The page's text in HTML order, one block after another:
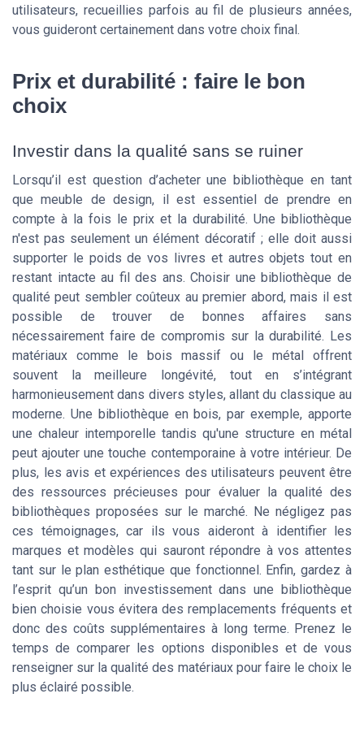
utilisateurs, recueillies parfois au fil de plusieurs années,
vous guideront certainement dans votre choix final.
Prix et durabilité : faire le bon
choix
Investir dans la qualité sans se ruiner
Lorsqu’il est question d’acheter une bibliothèque en tant
que meuble de design, il est essentiel de prendre en
compte à la fois le prix et la durabilité. Une bibliothèque
n'est pas seulement un élément décoratif ; elle doit aussi
supporter le poids de vos livres et autres objets tout en
restant intacte au fil des ans. Choisir une bibliothèque de
qualité peut sembler coûteux au premier abord, mais il est
possible de trouver de bonnes affaires sans
nécessairement faire de compromis sur la durabilité. Les
matériaux comme le bois massif ou le métal offrent
souvent la meilleure longévité, tout en s’intégrant
harmonieusement dans divers styles, allant du classique au
moderne. Une bibliothèque en bois, par exemple, apporte
une chaleur intemporelle tandis qu'une structure en métal
peut ajouter une touche contemporaine à votre intérieur. De
plus, les avis et expériences des utilisateurs peuvent être
des ressources précieuses pour évaluer la qualité des
bibliothèques proposées sur le marché. Ne négligez pas
ces témoignages, car ils vous aideront à identifier les
marques et modèles qui sauront répondre à vos attentes
tant sur le plan esthétique que fonctionnel. Enfin, gardez à
l’esprit qu’un bon investissement dans une bibliothèque
bien choisie vous évitera des remplacements fréquents et
donc des coûts supplémentaires à long terme. Prenez le
temps de comparer les options disponibles et de vous
renseigner sur la qualité des matériaux pour faire le choix le
plus éclairé possible.